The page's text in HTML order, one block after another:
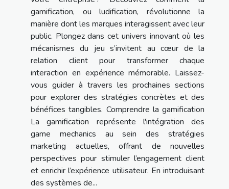
gamification, ou ludification, révolutionne la
manière dont les marques interagissent avec leur
public. Plongez dans cet univers innovant où les
mécanismes du jeu s’invitent au cœur de la
relation client pour transformer chaque
interaction en expérience mémorable. Laissez-
vous guider à travers les prochaines sections
pour explorer des stratégies concrètes et des
bénéfices tangibles. Comprendre la gamification
La gamification représente l'intégration des
game mechanics au sein des stratégies
marketing actuelles, offrant de nouvelles
perspectives pour stimuler l’engagement client
et enrichir l’expérience utilisateur. En introduisant
des systèmes de...